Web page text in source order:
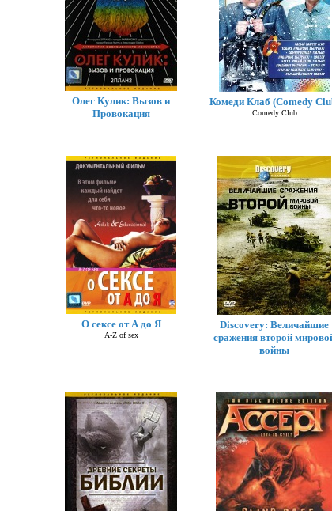
Mr. Big
BoxSet
Олег Кулик: Вызов и
Провокация
Комеди Клаб (Comedy
Comedy Club
О сексе от А до Я
A-Z of sex
Discovery: Величайшие
сражения второй
войны